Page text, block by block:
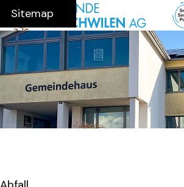
Navigieren in Münchwilen AG
Schnellnavigation
Home
Navigation
Inhalt
Suche
Sitemap